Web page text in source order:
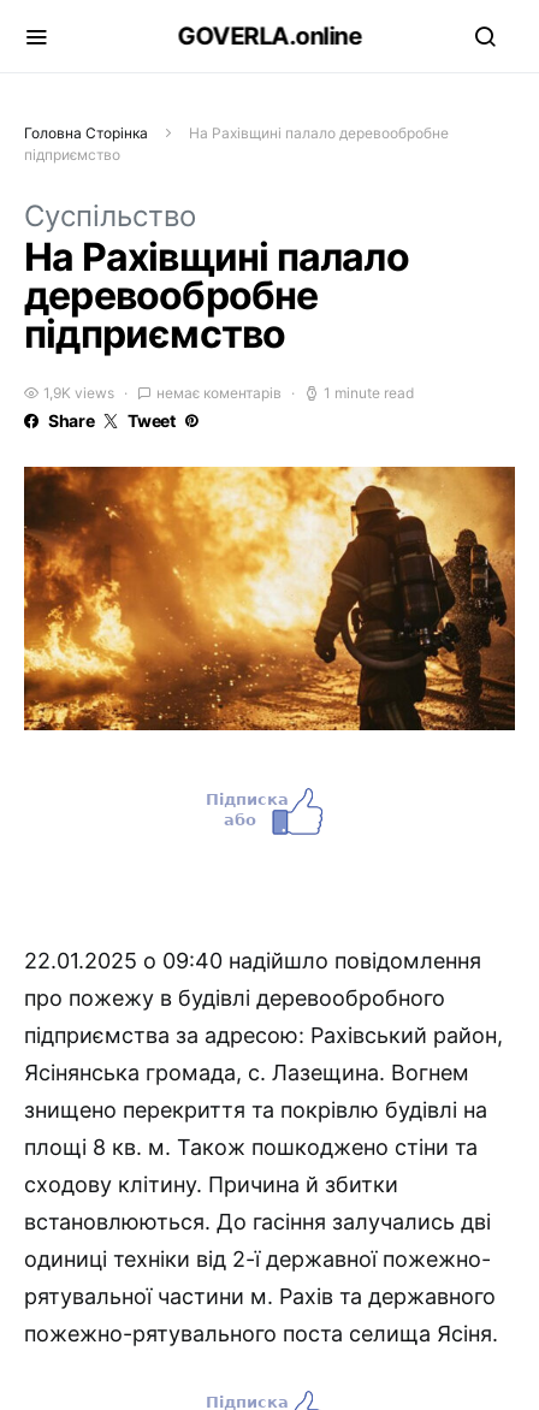
GOVERLA.online
Головна Сторінка
На Рахівщині палало деревообробне
підприємство
Суспільство
На Рахівщині палало
деревообробне
підприємство
1,9K views немає коментарів 1 minute read
Share Tweet
22.01.2025 о 09:40 надійшло повідомлення
про пожежу в будівлі деревообробного
підприємства за адресою: Рахівський район,
Ясінянська громада, с. Лазещина. Вогнем
знищено перекриття та покрівлю будівлі на
площі 8 кв. м. Також пошкоджено стіни та
сходову клітину. Причина й збитки
встановлюються. До гасіння залучались дві
одиниці техніки від 2-ї державної пожежно-
рятувальної частини м. Рахів та державного
пожежно-рятувального поста селища Ясіня.